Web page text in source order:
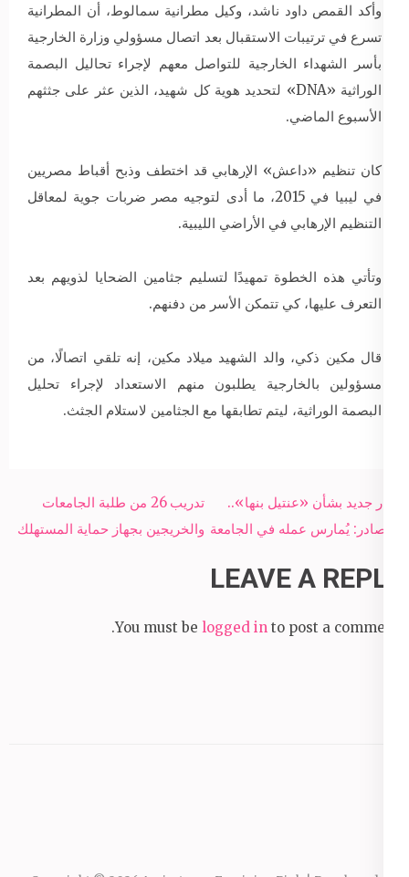
وأكد القمص داود ناشد، وكيل مطرانية سمالوط، أن المطرانية
تسرع في ترتيبات الاستقبال بعد اتصال مسؤولي وزارة الخارجية
بأسر الشهداء الخارجية للتواصل معهم لإجراء تحاليل البصمة
الوراثية «DNA» لتحديد هوية كل شهيد، الذين عثر على جثثهم
الأسبوع الماضي.
كان تنظيم «داعش» الإرهابي قد اختطف وذبح أقباط مصريين
في ليبيا في 2015، ما أدى لتوجيه مصر ضربات جوية لمعاقل
التنظيم الإرهابي في الأراضي الليبية.
وتأتي هذه الخطوة تمهيدًا لتسليم جثامين الضحايا لذويهم بعد
التعرف عليها، كي تتمكن الأسر من دفنهم.
قال مكين ذكي، والد الشهيد ميلاد مكين، إنه تلقي اتصالًا، من
مسؤولين بالخارجية يطلبون منهم الاستعداد لإجراء تحليل
البصمة الوراثية، ليتم تطابقها مع الجثامين لاستلام الجثث.
Post
navigation
تدريب 26 من طلبة الجامعات
والخريجين بجهاز حماية المستهلك
قرار جديد بشأن «عنتيل بنها»..
ومصادر: يُمارس عمله في الجامعة
LEAVE A REPLY
You must be logged in to post a comment.